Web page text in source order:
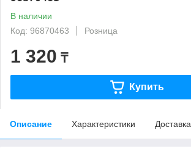
В наличии
Код: 96870463
Розница
1 320 ₸
Купить
Описание Характеристики Доставка